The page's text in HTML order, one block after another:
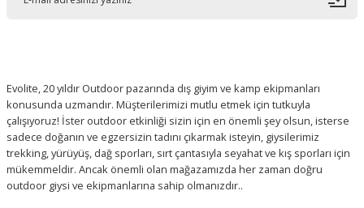
Evolite, 20 yıldır Outdoor pazarında dış giyim ve kamp ekipmanları
konusunda uzmandır. Müşterilerimizi mutlu etmek için tutkuyla
çalışıyoruz! İster outdoor etkinliği sizin için en önemli şey olsun, isterse
sadece doğanın ve egzersizin tadını çıkarmak isteyin, giysilerimiz
trekking, yürüyüş, dağ sporları, sırt çantasıyla seyahat ve kış sporları için
mükemmeldir. Ancak önemli olan mağazamızda her zaman doğru
outdoor giysi ve ekipmanlarına sahip olmanızdır..